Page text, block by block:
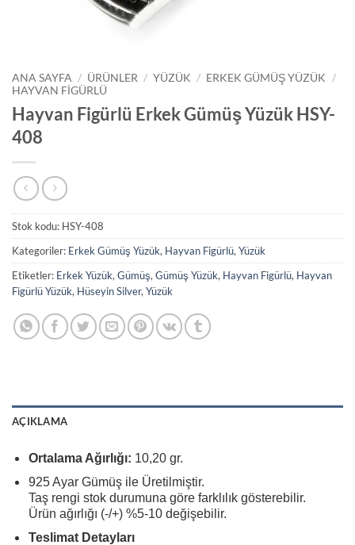
ANA SAYFA / ÜRÜNLER / YÜZÜK / ERKEK GÜMÜŞ YÜZÜK
/
HAYVAN FIGÜRLÜ
Hayvan Figürlü Erkek Gümüş Yüzük HSY-
408
Stok kodu: HSY-408
Kategoriler: Erkek Gümüş Yüzük, Hayvan Figürlü,Yüzük
Etiketler: Erkek Yüzük,Gümüş,Gümüş Yüzük, Hayvan Figürlü, Hayvan
Figürlü Yüzük, Hüseyin Silver,Yüzük
AÇIKLAMA
Ortalama Ağırlığı: 10,20 gr.
925 Ayar Gümüş ile Üretilmiştir.
Taş rengi stok durumuna göre farklılık gösterebilir.
Ürün ağırlığı (-/+) %5-10 değişebilir.
Teslimat Detayları